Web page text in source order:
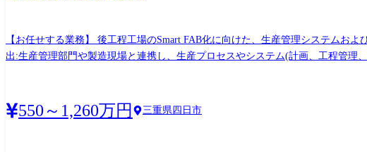
【お任せする業務】 後工程工場のSmart FAB化に向けた、生産管理システムお
出:生産管理部門や製造現場と連携し、生産プロセスやシステム(計画、工程管理
す。 [従事すべき業務の変更の範囲] (雇入れ直後)上記の通り (変更の範囲)その
ど、DX推進の主力言語として使用します。 ●C / C++:装置制御や高速処理が求
550～1,260万円 三重県四日市